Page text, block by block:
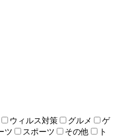
ウィルス対策 グルメ
ゲ
ツ スポーツ その他
ト